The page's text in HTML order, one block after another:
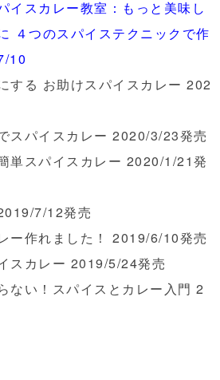
イスカレー教室：もっと美味し
４つのスパイステクニックで作
10
する お助けスパイスカレー 202
スパイスカレー 2020/3/23発売
単スパイスカレー 2020/1/21発
7/12発売
ー作れました！ 2019/6/10発売
スカレー 2019/5/24発売
ない！スパイスとカレー入門 2